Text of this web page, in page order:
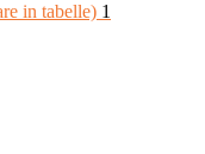
in tabelle) 1